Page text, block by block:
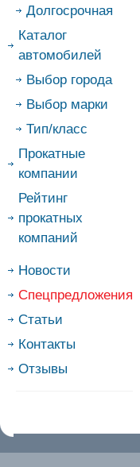
Долгосрочная
Каталог
автомобилей
Выбор города
Выбор марки
Тип/класс
Прокатные
компании
Рейтинг
прокатных
компаний
Новости
Спецпредложения
Статьи
Контакты
Отзывы